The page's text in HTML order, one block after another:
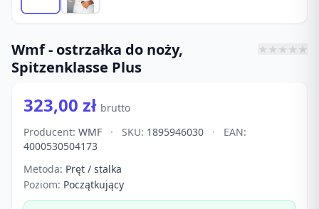
Wmf - ostrzałka do noży,
Spitzenklasse Plus
★★★★★
323,00 zł brutto
Producent: WMF · SKU: 1895946030 ·
EAN:
4000530504173
Metoda: Pręt / stalka
Poziom: Początkujący